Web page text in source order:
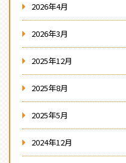
2026年4月
2026年3月
2025年12月
2025年8月
2025年5月
2024年12月